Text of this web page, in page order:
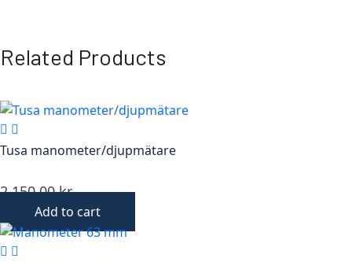
Related Products
Tusa manometer/djupmätare
2 150,00kr
Add to cart